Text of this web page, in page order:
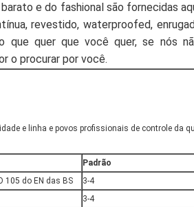
e do fashional são fornecidas
revestido, waterproofed,
que quer que você quer, se nós
o procurar por você.
e linha e povos profissionais de controle da
Padrão
105 do EN das BS
3-4
3-4